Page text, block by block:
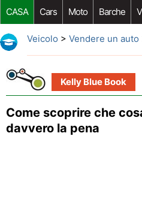
CASA Cars Moto Barche
Riparazione Auto Acquisto Auto
Veicolo > Vendere un auto
Kelly Blue Book
Come scoprire che
davvero la pena